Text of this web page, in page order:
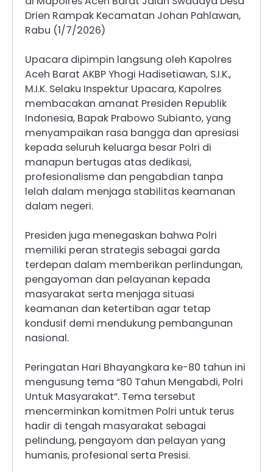
Drien Rampak Kecamatan Johan Pahlawan,
Rabu (1/7/2026)
Upacara dipimpin langsung oleh Kapolres
Aceh Barat AKBP Yhogi Hadisetiawan, S.I.K.,
M.I.K. Selaku Inspektur Upacara, Kapolres
membacakan amanat Presiden Republik
Indonesia, Bapak Prabowo Subianto, yang
menyampaikan rasa bangga dan apresiasi
kepada seluruh keluarga besar Polri di
manapun bertugas atas dedikasi,
profesionalisme dan pengabdian tanpa
lelah dalam menjaga stabilitas keamanan
dalam negeri.
Presiden juga menegaskan bahwa Polri
memiliki peran strategis sebagai garda
terdepan dalam memberikan perlindungan,
pengayoman dan pelayanan kepada
masyarakat serta menjaga situasi
keamanan dan ketertiban agar tetap
kondusif demi mendukung pembangunan
nasional.
Peringatan Hari Bhayangkara ke-80 tahun ini
mengusung tema “80 Tahun Mengabdi, Polri
Untuk Masyarakat”. Tema tersebut
mencerminkan komitmen Polri untuk terus
hadir di tengah masyarakat sebagai
pelindung, pengayom dan pelayan yang
humanis, profesional serta Presisi.